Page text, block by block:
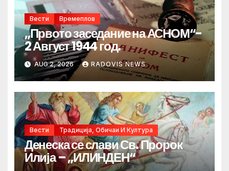
Вести Времеплов
„Првото заседание на АСНОМ“-
2 Август 1944 год.
AUG 2, 2026 RADOVIS NEWS
Вести Традиција, Обичаи И Култура
Денеска се слави Св. Пророк
Илија – „ИЛИНДЕН“